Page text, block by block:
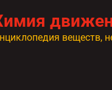
веществ,